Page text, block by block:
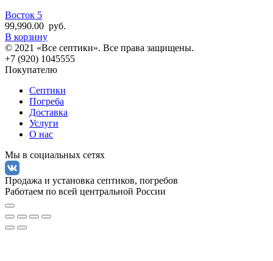
Восток 5
99,990.00 руб.
В корзину
© 2021 «Все септики». Все права защищены.
+7 (920) 1045555
Покупателю
Септики
Погреба
Доставка
Услуги
О нас
Мы в социальных сетях
Продажа и установка септиков, погребов
Работаем по всей центральной России